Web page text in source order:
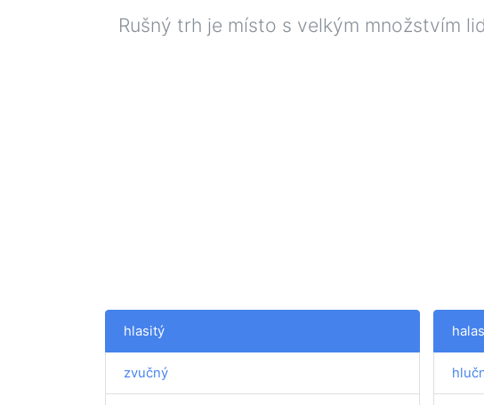
Rušný trh je místo s velkým množstvím
hlasitý
zvučný